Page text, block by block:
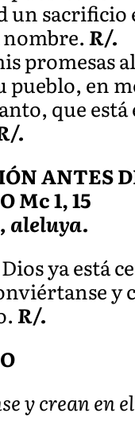
un sacrificio
nombre.R/.
promesas
pueblo, en
que está
.
ANTES
Mc 1, 15
aleluya.
ya está
y
R/.
y crean en el